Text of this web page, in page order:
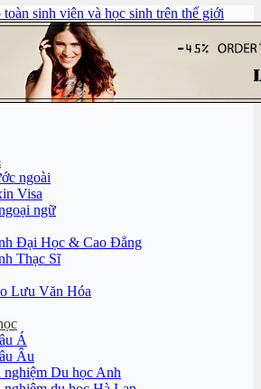
sinh viên và học sinh trên thế giới
ngoài
Visa
ngữ
Đại Học & Cao Đẳng
Thạc Sĩ
Lưu Văn Hóa
Á
Âu
Du học Anh